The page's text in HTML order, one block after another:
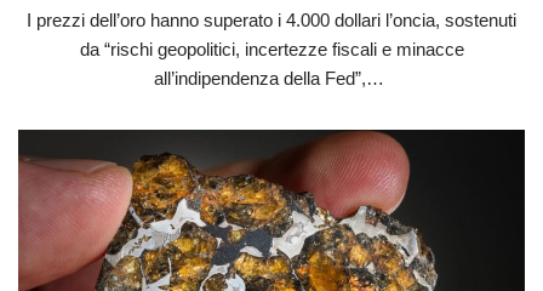
I prezzi dell’oro hanno superato i 4.000 dollari l’oncia, sostenuti
da “rischi geopolitici, incertezze fiscali e minacce
all’indipendenza della Fed”,…